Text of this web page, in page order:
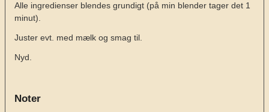
Alle ingredienser blendes grundigt (på min blender tager det 1
minut).
Juster evt. med mælk og smag til.
Nyd.
Noter